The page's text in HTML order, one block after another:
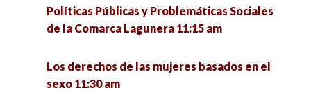
Políticas Públicas y Problemáticas Sociales
de la Comarca Lagunera 11:15 am
Los derechos de las mujeres basados en el
sexo 11:30 am